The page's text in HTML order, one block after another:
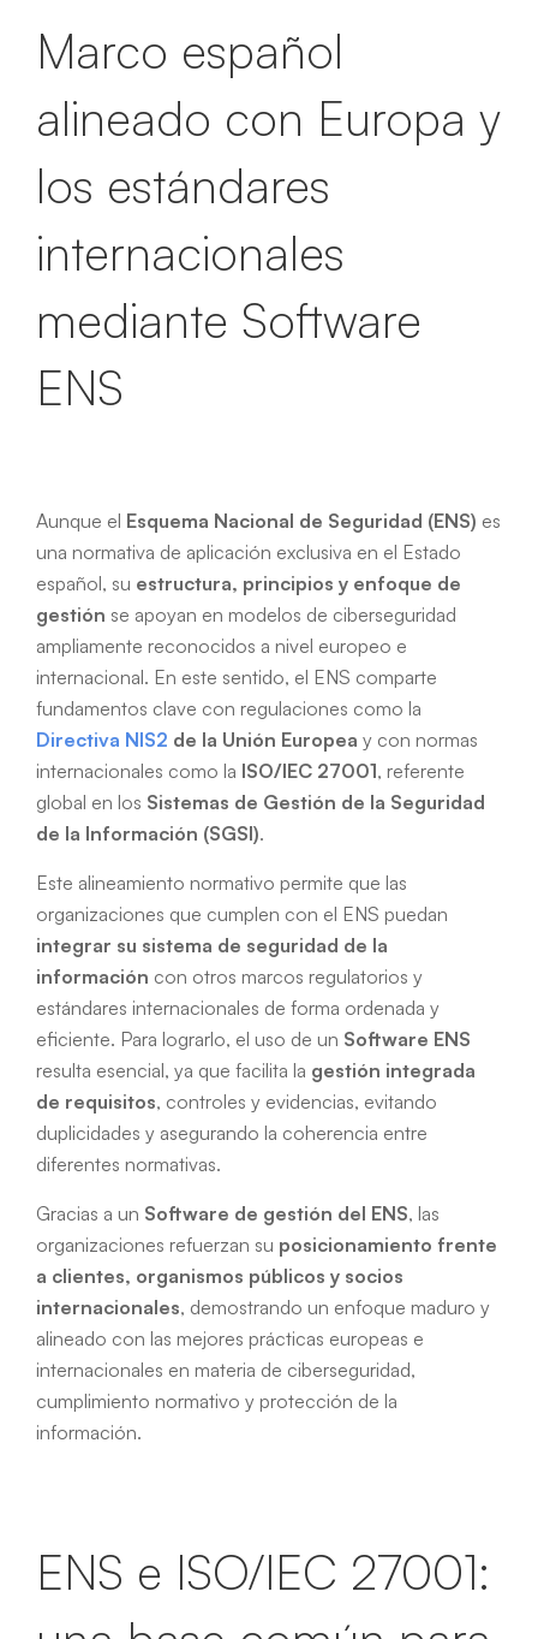
Marco español
alineado con Europa y
los estándares
internacionales
mediante Software
ENS
Aunque el Esquema Nacional de Seguridad (ENS) es
una normativa de aplicación exclusiva en el Estado
español, su estructura, principios y enfoque de
gestión se apoyan en modelos de ciberseguridad
ampliamente reconocidos a nivel europeo e
internacional. En este sentido, el ENS comparte
fundamentos clave con regulaciones como la
Directiva NIS2 de la Unión Europea y con normas
internacionales como la ISO/IEC 27001, referente
global en los Sistemas de Gestión de la Seguridad
de la Información (SGSI).
Este alineamiento normativo permite que las
organizaciones que cumplen con el ENS puedan
integrar su sistema de seguridad de la
información con otros marcos regulatorios y
estándares internacionales de forma ordenada y
eficiente. Para lograrlo, el uso de un Software ENS
resulta esencial, ya que facilita la gestión integrada
de requisitos, controles y evidencias, evitando
duplicidades y asegurando la coherencia entre
diferentes normativas.
Gracias a un Software de gestión del ENS, las
organizaciones refuerzan su posicionamiento frente
a clientes, organismos públicos y socios
internacionales, demostrando un enfoque maduro y
alineado con las mejores prácticas europeas e
internacionales en materia de ciberseguridad,
cumplimiento normativo y protección de la
información.
ENS e ISO/IEC 27001: